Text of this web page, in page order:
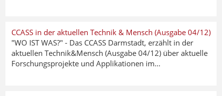
CCASS in der aktuellen Technik & Mensch (Ausgabe 04/12)
"WO IST WAS?" - Das CCASS Darmstadt, erzählt in der
aktuellen Technik&Mensch (Ausgabe 04/12) über aktuelle
Forschungsprojekte und Applikationen im…